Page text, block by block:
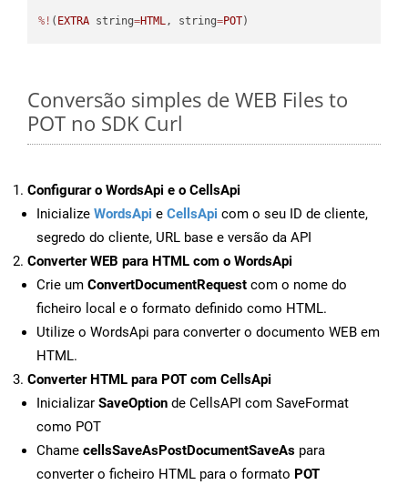
%! ( EXTRA string=HTML, string=POT)
Conversão simples de WEB Files to
POT no SDK Curl
Configurar o WordsApi e o CellsApi
Inicialize WordsApi e CellsApi com o seu ID de cliente,
segredo do cliente, URL base e versão da API
Converter WEB para HTML com o WordsApi
Crie um ConvertDocumentRequest com o nome do
ficheiro local e o formato definido como HTML.
Utilize o WordsApi para converter o documento WEB em
HTML.
Converter HTML para POT com CellsApi
Inicializar SaveOption de CellsAPI com SaveFormat
como POT
Chame cellsSaveAsPostDocumentSaveAs para
converter o ficheiro HTML para o formato POT